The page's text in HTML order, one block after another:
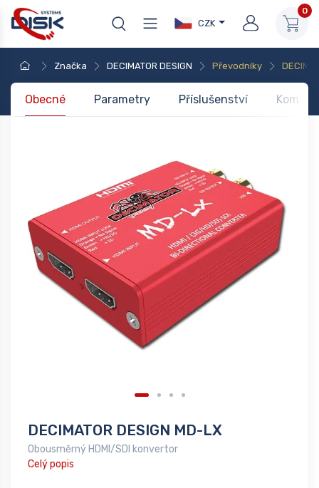
CZK
0
Značka DECIMATOR DESIGN Převodníky
Obecné Parametry Příslušenství
DECIMATOR DESIGN MD-LX
Obousměrný HDMI/SDI konvertor
Celý popis